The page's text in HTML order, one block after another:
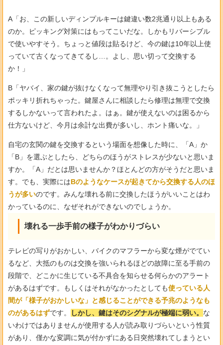
A「お、この新しいディンプルキーは鍵違い数2兆通り以上もある
のか。ピッキング対策にはもってこいだな。しかもリバーシブル
で使いやすそう。ちょっと値段は貼るけど、今の鍵は10年以上使
っていて古くなってきてるし…。よし、思い切って交換する
か！」
B「ヤバイ、家の鍵が抜けなくなって無理やり引き抜こうとしたら
ポッキリ折れちゃった。鍵屋さんに相談したら修理は無理で交換
するしかないって言われたよ。はぁ。鍵が使えないのは困るから
仕方ないけど、今月は余計な出費が多いし、ホント痛いな。」
自宅の玄関の鍵を交換するという場面を想像した時に、「A」か
「B」を選ぶとしたら、どちらのほうがストレスが少ないと思いま
すか。「A」だとは思いませんか？ほとんどの方がそうだと思いま
す。でも、実際にはBのようなケースが起きてから交換する人のほ
うが多いのです。みんな壊れる前に交換したほうがいいことはわ
かっているのに、なぜそれができないのでしょうか。
壊れる一歩手前の様子がわかりづらい
テレビの写りがおかしい、バイクのマフラーから変な煙がでてい
るなど、大抵のものは交換を強いられるほどの故障に至る手前の
段階で、どこかに生じている不具合を知らせる何らかのアラート
があるはずです。もしくはそれがなかったとしても使っている人
間が「様子がおかしいな」と感じることができる予兆のようなも
のがあるはずです。 しかし、鍵はそのシグナルが極端に弱い。 な
いわけではありませんが使用する人が読み取りづらいという性質
があり、僅かな変調に気が付かずにある日突然壊れてしまうとい